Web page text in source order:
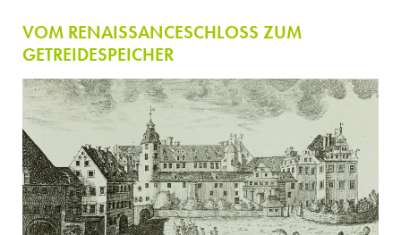
VOM RENAISSANCESCHLOSS ZUM
GETREIDESPEICHER